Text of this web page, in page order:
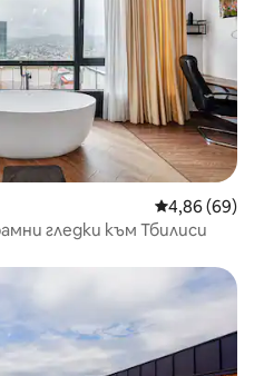
Средна
4,86 (69)
гледки към Тбилиси